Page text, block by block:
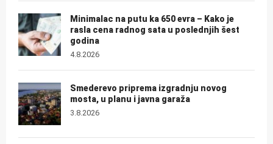
Minimalac na putu ka 650 evra – Kako je
rasla cena radnog sata u poslednjih šest
godina
4.8.2026
Smederevo priprema izgradnju novog
mosta, u planu i javna garaža
3.8.2026